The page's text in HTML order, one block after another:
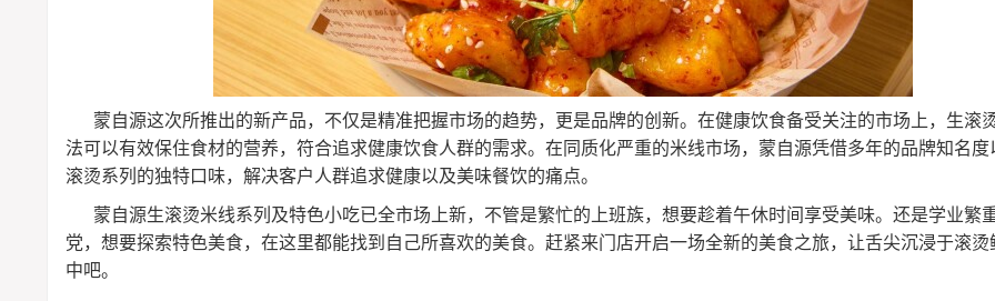
蒙自源这次所推出的新产品，不仅是精准把握市场的趋势，更是品牌的创新。在健康饮食备受关注的市场上，生滚
法可以有效保住食材的营养，符合追求健康饮食人群的需求。在同质化严重的米线市场，蒙自源凭借多年的品牌知名度
滚烫系列的独特口味，解决客户人群追求健康以及美味餐饮的痛点。
蒙自源生滚烫米线系列及特色小吃已全市场上新，不管是繁忙的上班族，想要趁着午休时间享受美味。还是学业繁
党，想要探索特色美食，在这里都能找到自己所喜欢的美食。赶紧来门店开启一场全新的美食之旅，让舌尖沉浸于滚烫
中吧。